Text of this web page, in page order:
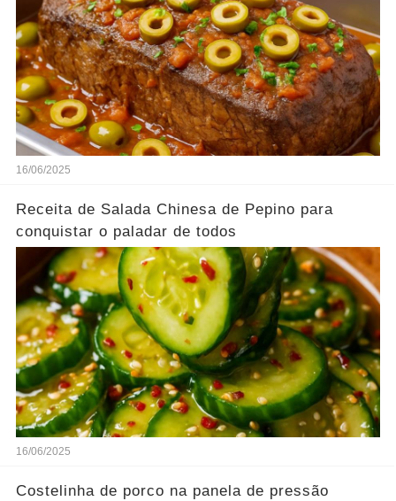
16/06/2025
Receita de Salada Chinesa de Pepino para
conquistar o paladar de todos
16/06/2025
Costelinha de porco na panela de pressão